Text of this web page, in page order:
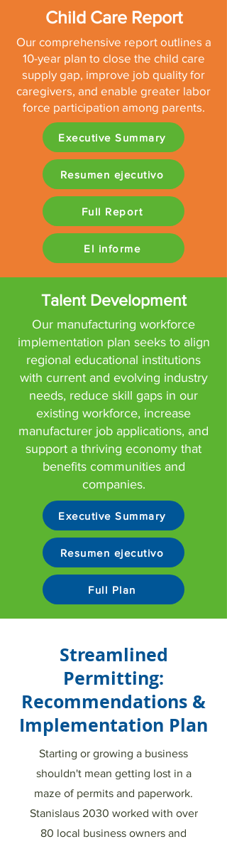
Child Care Report
Our comprehensive report outlines a
10-year plan to close the child care
supply gap, improve job quality for
caregivers, and enable greater labor
force participation among parents.
Executive Summary
Resumen ejecutivo
Full Report
El informe
Talent Development
Our manufacturing workforce
implementation plan seeks to align
regional educational institutions
with current and evolving industry
needs, reduce skill gaps in our
existing workforce, increase
manufacturer job applications, and
support a thriving economy that
benefits communities and
companies.
Executive Summary
Resumen ejecutivo
Full Plan
Streamlined
Permitting:
Recommendations &
Implementation Plan
Starting or growing a business
shouldn't mean getting lost in a
maze of permits and paperwork.
Stanislaus 2030 worked with over
80 local business owners and